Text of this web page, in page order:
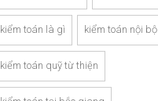
kiểm toán là gì kiểm toán nội bộ
kiểm toán quỹ từ thiện